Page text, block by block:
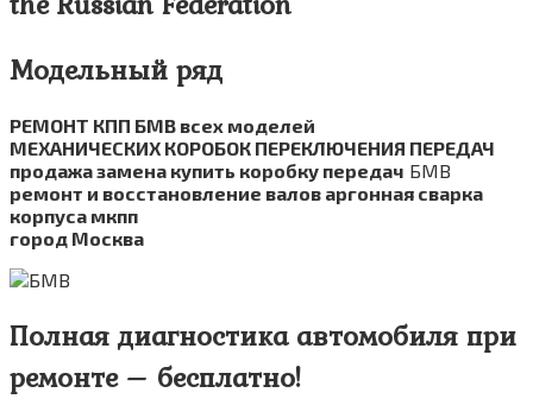
Модельный ряд
РЕМОНТ КПП БМВ всех моделей
МЕХАНИЧЕСКИХ КОРОБОК ПЕРЕКЛЮЧЕНИЯ ПЕРЕДАЧ
продажа замена купить коробку передач БМВ
ремонт и восстановление валов аргонная сварка
корпуса мкпп
город Москва
Полная диагностика автомобиля при
ремонте – бесплатно!